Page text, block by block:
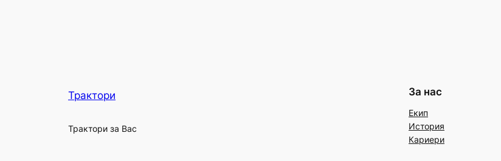
Трактори
Трактори за Вас
За нас
Екип
История
Кариери